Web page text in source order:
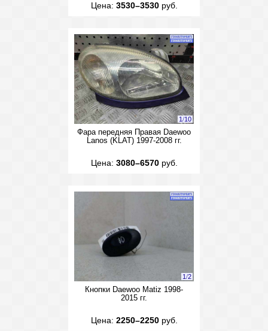
Цена: 3530–3530руб.
1/10
Фара передняя Правая Daewoo
Lanos (KLAT) 1997-2008 гг.
Цена: 3080–6570руб.
1/2
Кнопки Daewoo Matiz 1998-
2015 гг.
Цена: 2250–2250руб.